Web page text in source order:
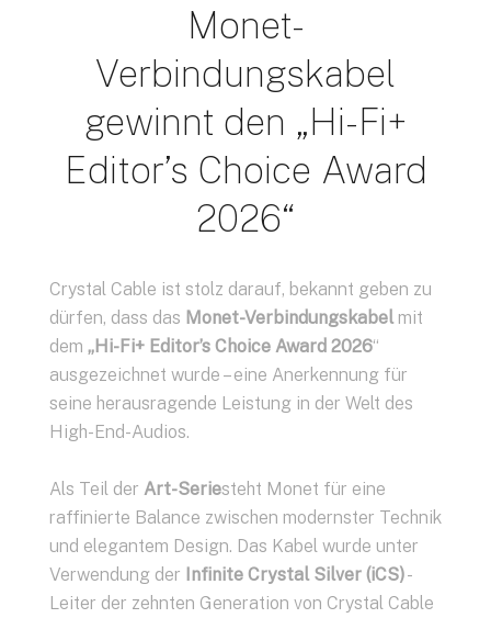
Monet-
Verbindungskabel
gewinnt den „Hi-Fi+
Editor’s Choice Award
2026“
Crystal Cable ist stolz darauf, bekannt geben zu
dürfen, dass das Monet-Verbindungskabelmit
dem „Hi-Fi+ Editor’s Choice Award 2026“
ausgezeichnet wurde – eine Anerkennung für
seine herausragende Leistung in der Welt des
High-End-Audios.
Als Teil der Art-Seriesteht Monet für eine
raffinierte Balance zwischen modernster Technik
und elegantem Design. Das Kabel wurde unter
Verwendung der Infinite Crystal Silver (iCS)-
Leiter der zehnten Generation von Crystal Cable